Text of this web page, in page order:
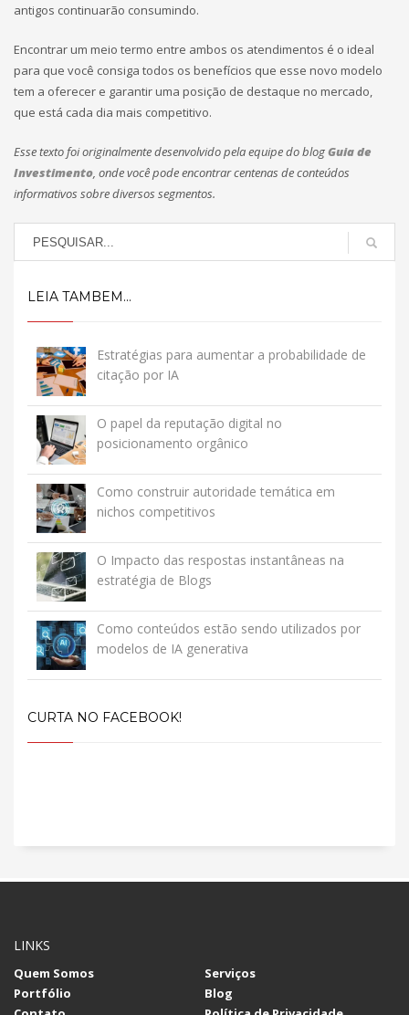
antigos continuarão consumindo.
Encontrar um meio termo entre ambos os atendimentos é o ideal
para que você consiga todos os benefícios que esse novo modelo
tem a oferecer e garantir uma posição de destaque no mercado,
que está cada dia mais competitivo.
Esse texto foi originalmente desenvolvido pela equipe do blogGuia de
Investimento, onde você pode encontrar centenas de conteúdos
informativos sobre diversos segmentos.
LEIA TAMBEM...
Estratégias para aumentar a probabilidade de
citação por IA
O papel da reputação digital no
posicionamento orgânico
Como construir autoridade temática em
nichos competitivos
O Impacto das respostas instantâneas na
estratégia de Blogs
Como conteúdos estão sendo utilizados por
modelos de IA generativa
CURTA NO FACEBOOK!
LINKS
Quem Somos
Serviços
Portfólio
Blog